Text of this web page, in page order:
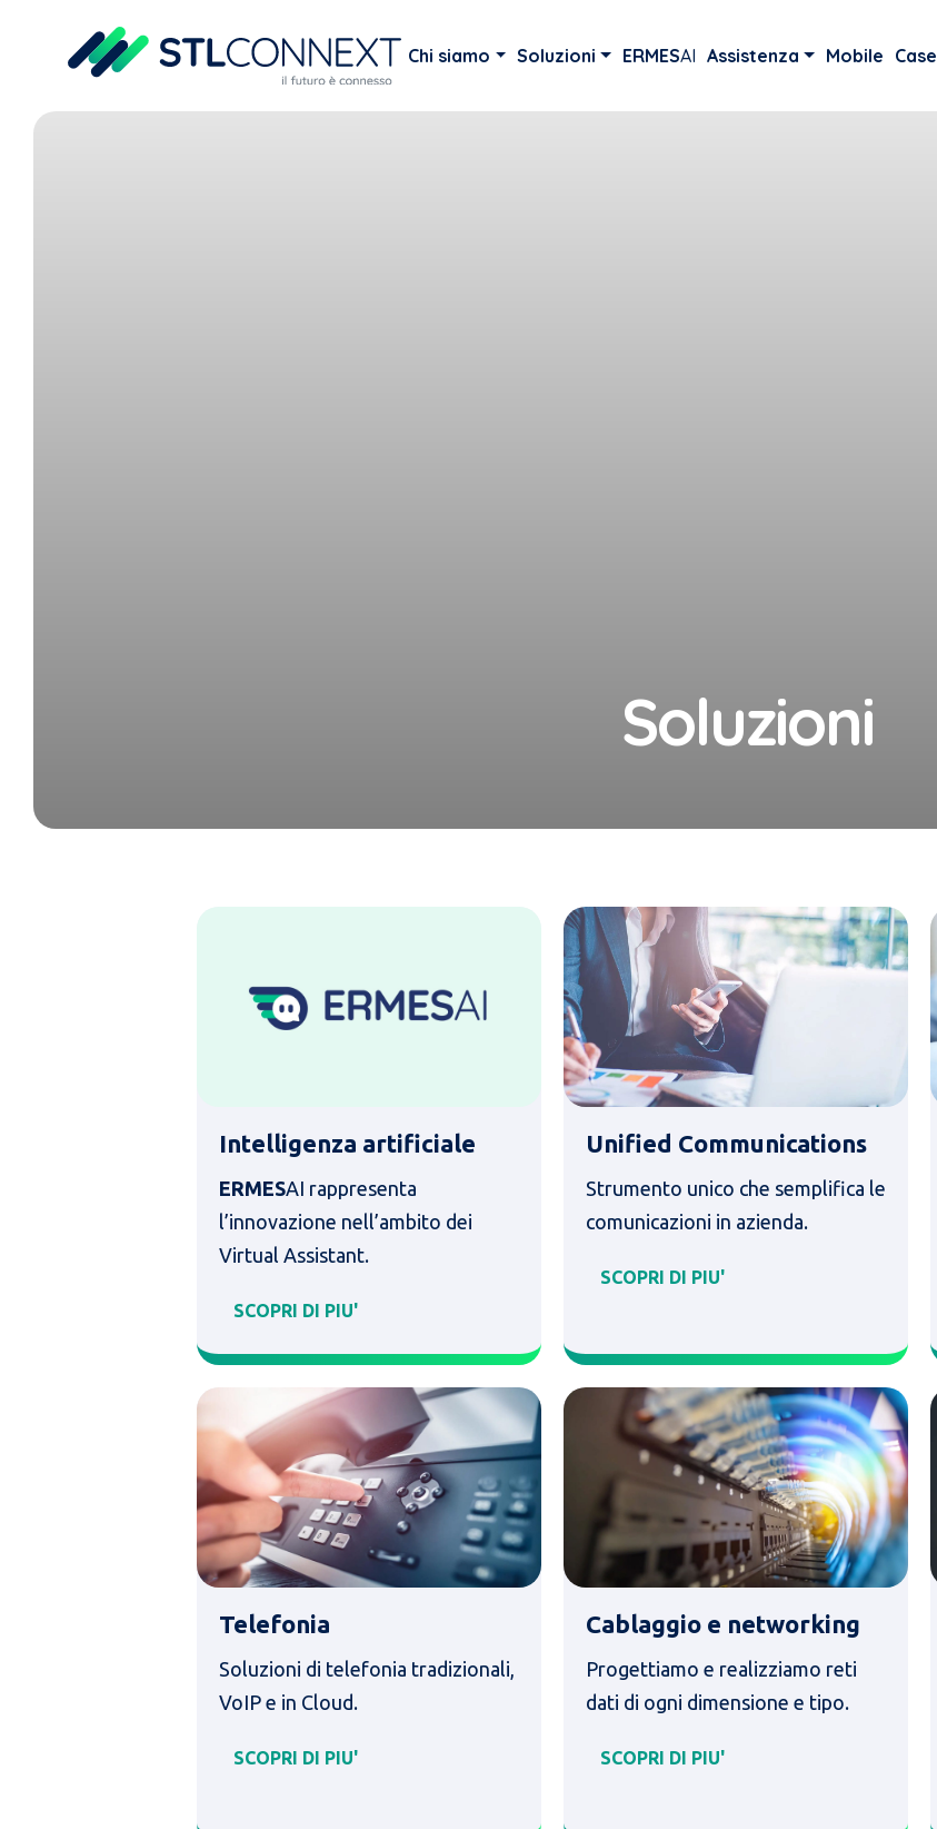
Chi siamo Soluzioni ERMESAI Assistenza Mobile
Soluzioni
Intelligenza artificiale
ERMESAI rappresenta
l’innovazione nell’ambito dei
Virtual Assistant.
SCOPRI DI PIU'
Unified Communications
Strumento unico che semplifica le
comunicazioni in azienda.
SCOPRI DI PIU'
Telefonia
Soluzioni di telefonia tradizionali,
VoIP e in Cloud.
SCOPRI DI PIU'
Cablaggio e networking
Progettiamo e realizziamo reti
dati di ogni dimensione e tipo.
SCOPRI DI PIU'